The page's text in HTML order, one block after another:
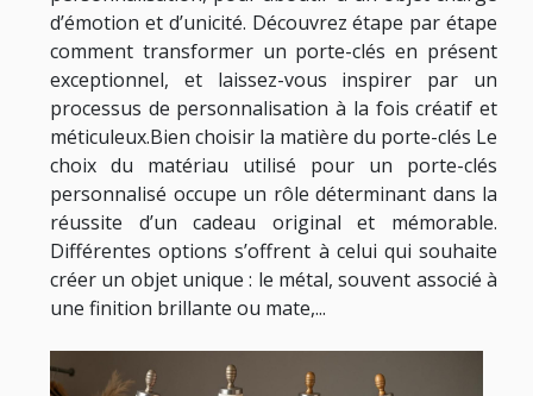
d’émotion et d’unicité. Découvrez étape par étape
comment transformer un porte-clés en présent
exceptionnel, et laissez-vous inspirer par un
processus de personnalisation à la fois créatif et
méticuleux.Bien choisir la matière du porte-clés Le
choix du matériau utilisé pour un porte-clés
personnalisé occupe un rôle déterminant dans la
réussite d’un cadeau original et mémorable.
Différentes options s’offrent à celui qui souhaite
créer un objet unique : le métal, souvent associé à
une finition brillante ou mate,...